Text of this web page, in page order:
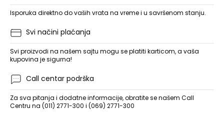
Isporuka direktno do vaših vrata na vreme i u savršenom stanju.
Svi načini plaćanja
Svi proizvodi na našem sajtu mogu se platiti karticom, a vaša
kupovina je sigurna!
Call centar podrška
Za sva pitanja i dodatne informacije, obratite se našem Call
Centru na (011) 2771-300 i (069) 2771-300